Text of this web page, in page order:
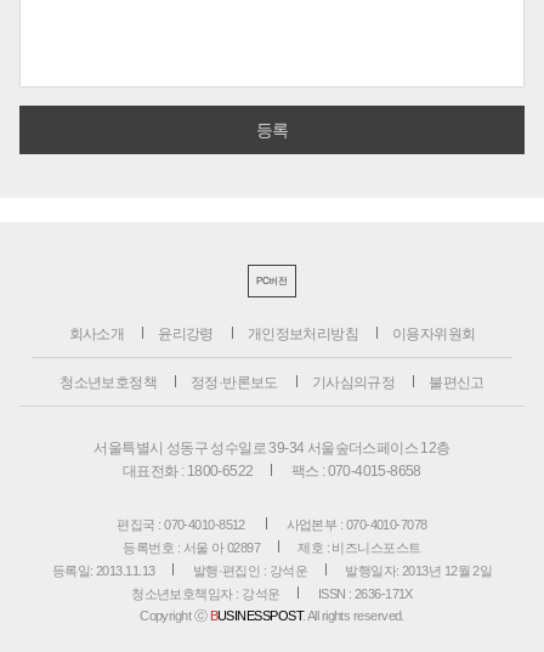
PC버전
회사소개 윤리강령 개인정보처리방침 이용자위원회
청소년보호정책 정정·반론보도 기사심의규정 불편신고
서울특별시 성동구 성수일로 39-34 서울숲더스페이스 12층
대표전화 : 1800-6522
팩스 : 070-4015-8658
편집국 : 070-4010-8512
사업본부 : 070-4010-7078
등록번호 : 서울 아 02897
제호 : 비즈니스포스트
등록일: 2013.11.13
발행·편집인 : 강석운
발행일자: 2013년 12월 2일
청소년보호책임자 : 강석운
ISSN : 2636-171X
Copyright ⓒ BUSINESSPOST. All rights reserved.